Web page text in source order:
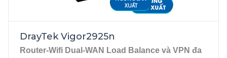
XUẤT
DrayTek Vigor2925n
Router-Wifi Dual-WAN Load Balance và VPN đa